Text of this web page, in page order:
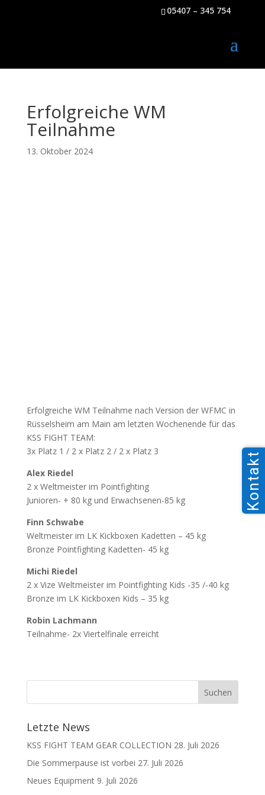
05407 – 345 754
Erfolgreiche WM
Teilnahme
13. Oktober 2024
Erfolgreiche WM Teilnahme nach Version der WFMC in
Rüsselsheim am Main am letzten Wochenende für das
KSS FIGHT TEAM:
3x Platz 1 / 2 x Platz 2 / 2 x Platz 3
Alex Riedel
2 x Weltmeister im Pointfighting
Junioren- + 80 kg und Erwachsenen-85 kg
Finn Schwabe
Weltmeister im LK Kickboxen Kadetten – 45 kg
Bronze Pointfighting Kadetten- 45 kg
Michi Riedel
2 x Vize Weltmeister im Pointfighting Kids -35 /-40 kg
Bronze im LK Kickboxen Kids – 35 kg
Robin Lachmann
Teilnahme- 2x Viertelfinale erreicht
Letzte News
KSS FIGHT TEAM GEAR COLLECTION 28. Juli 2026
Die Sommerpause ist vorbei 27. Juli 2026
Neues Equipment 9. Juli 2026
Kontakt